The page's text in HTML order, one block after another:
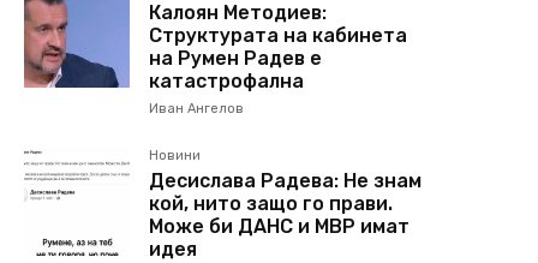
Калоян Методиев:
Структурата на кабинета
на Румен Радев е
катастрофална
Иван Ангелов
Новини
Десислава Радева: Не знам
кой, нито защо го прави.
Може би ДАНС и МВР имат
идея